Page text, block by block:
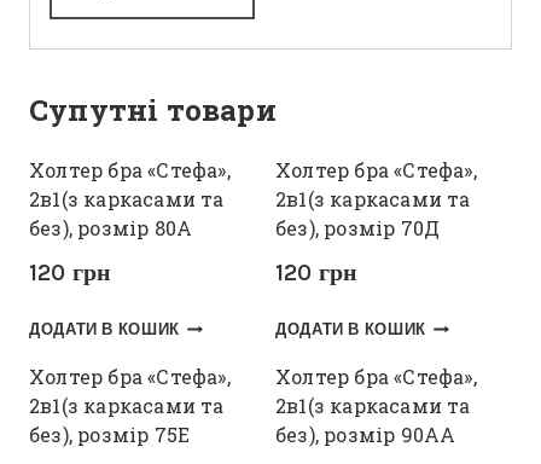
Супутні товари
Холтер бра «Стефа»,
2в1(з каркасами та
без), розмір 80А
120 грн
ДОДАТИ В КОШИК
Холтер бра «Стефа»,
2в1(з каркасами та
без), розмір 70Д
120 грн
ДОДАТИ В КОШИК
Холтер бра «Стефа»,
2в1(з каркасами та
без), розмір 75Е
Холтер бра «Стефа»,
2в1(з каркасами та
без), розмір 90АА